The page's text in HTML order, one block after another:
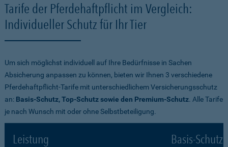
Tarife der Pferdehaftpflicht im Vergleich:
Individueller Schutz für Ihr Tier
Um sich möglichst individuell auf Ihre Bedürfnisse in Sachen
Absicherung anpassen zu können, bieten wir Ihnen 3 verschiedene
Pferdehaftpflicht-Tarife mit unterschiedlichem Versicherungsschutz
an: Basis-Schutz, Top-Schutz sowie den Premium-Schutz. Alle Tarife
je nach Wunsch mit oder ohne Selbstbeteiligung.
Leistung Basis-Schutz